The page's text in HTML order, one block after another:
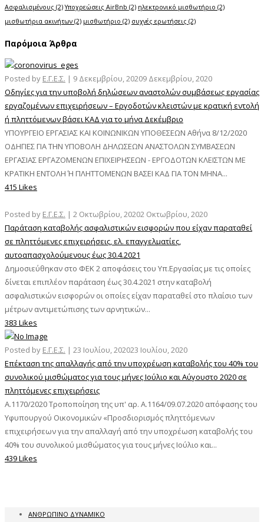
Ασφαλισμένους (2) Υποχρεώσεις AirBnb (2) ηλεκτρονικό μισθωτήριο (2)
μισθωτήρια ακινήτων (2) μισθωτήριο (2) συχνές ερωτήσεις (2)
Παρόμοια Άρθρα
Posted by Ε.Γ.Ε.Σ. | 9 Δεκεμβρίου, 20209 Δεκεμβρίου, 2020
Οδηγίες για την υποβολή δηλώσεων αναστολών συμβάσεως εργασίας
εργαζομένων επιχειρήσεων – Εργοδοτών κλειστών με κρατική εντολή
ή πληττόμενων βάσει ΚΑΔ για το μήνα Δεκέμβριο
ΥΠΟΥΡΓΕΙΟ ΕΡΓΑΣΙΑΣ ΚΑΙ ΚΟΙΝΩΝΙΚΩΝ ΥΠΟΘΕΣΕΩΝ Αθήνα 8/12/2020
ΟΔΗΓΙΕΣ ΓΙΑ ΤΗΝ ΥΠΟΒΟΛΗ ΔΗΛΩΣΕΩΝ ΑΝΑΣΤΟΛΩΝ ΣΥΜΒΑΣΕΩΝ
ΕΡΓΑΣΙΑΣ ΕΡΓΑΖΟΜΕΝΩΝ ΕΠΙΧΕΙΡΗΣΕΩΝ - ΕΡΓΟΔΟΤΩΝ ΚΛΕΙΣΤΩΝ ΜΕ
ΚΡΑΤΙΚΗ ΕΝΤΟΛΗ Ή ΠΛΗΤΤΟΜΕΝΩΝ ΒΑΣΕΙ ΚΑΔ ΓΙΑ ΤΟΝ ΜΗΝΑ...
415 Likes
Posted by Ε.Γ.Ε.Σ. | 2 Οκτωβρίου, 20202 Οκτωβρίου, 2020
Παράταση καταβολής ασφαλιστικών εισφορών που είχαν παραταθεί
σε πληττόμενες επιχειρήσεις, ελ. επαγγελματίες,
αυτοαπασχολούμενους έως 30.4.2021
Δημοσιεύθηκαν στο ΦΕΚ 2 αποφάσεις του Υπ.Εργασίας με τις οποίες
δίνεται επιπλέον παράταση έως 30.4.2021 στην καταβολή
ασφαλιστικών εισφορών οι οποίες είχαν παραταθεί στο πλαίσιο των
μέτρων αντιμετώπισης των αρνητικών...
383 Likes
Posted by Ε.Γ.Ε.Σ. | 23 Ιουλίου, 202023 Ιουλίου, 2020
Επέκταση της απαλλαγής από την υποχρέωση καταβολής του 40% του
συνολικού μισθώματος για τους μήνες Ιούλιο και Αύγουστο 2020 σε
πληττόμενες επιχειρήσεις
Α.1170/2020 Τροποποίηση της υπ' αρ. Α.1164/09.07.2020 απόφασης του
Υφυπουργού Οικονομικών «Προσδιορισμός πληττόμενων
επιχειρήσεων για την απαλλαγή από την υποχρέωση καταβολής του
40% του συνολικού μισθώματος για τους μήνες Ιούλιο και...
439 Likes
ΑΝΘΡΩΠΙΝΟ ΔΥΝΑΜΙΚΟ